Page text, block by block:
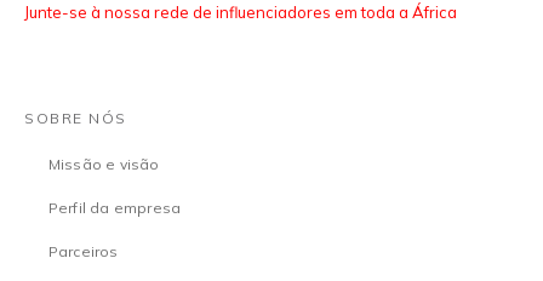
Junte-se à nossa rede de influenciadores em toda a África
SOBRE NÓS
Missão e visão
Perfil da empresa
Parceiros